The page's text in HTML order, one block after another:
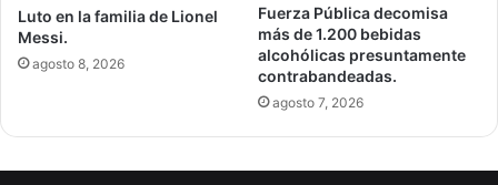
Luto en la familia de Lionel
Messi.
agosto 8, 2026
Fuerza Pública decomisa
más de 1.200 bebidas
alcohólicas presuntamente
contrabandeadas.
agosto 7, 2026